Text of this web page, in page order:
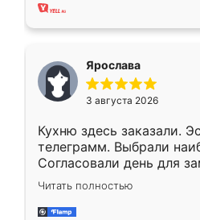
Ярослава
3 августа 2026
Кухню здесь заказали.
телеграмм. Выбрали
Согласовали день для
недели кухня была уже
довольны работой.
мебель за качественную
Читать полностью